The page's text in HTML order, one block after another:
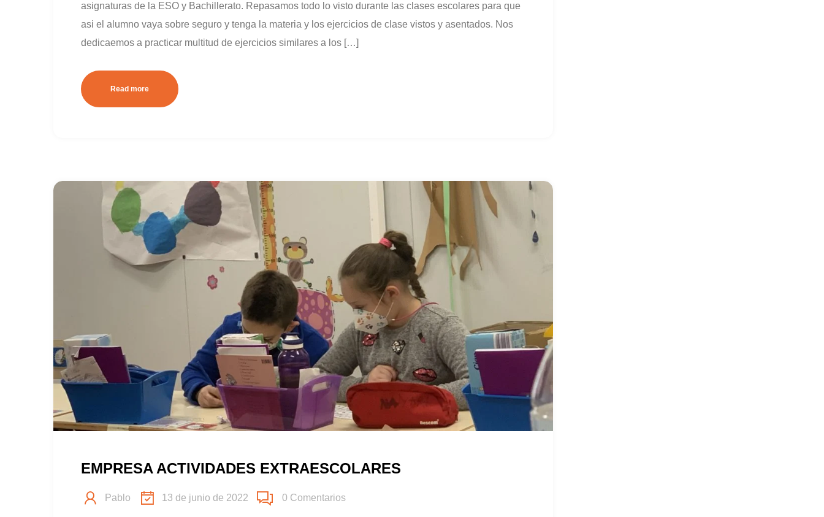
asignaturas de la ESO y Bachillerato. Repasamos todo lo visto durante las clases escolares para que
asi el alumno vaya sobre seguro y tenga la materia y los ejercicios de clase vistos y asentados. Nos
dedicaemos a practicar multitud de ejercicios similares a los […]
Read more
EMPRESA ACTIVIDADES EXTRAESCOLARES
Pablo 13 de junio de 2022 0 Comentarios